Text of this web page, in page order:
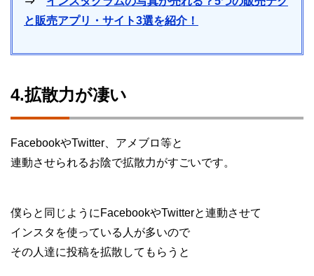
と販売アプリ・サイト3選を紹介！
4.拡散力が凄い
FacebookやTwitter、アメブロ等と
連動させられるお陰で拡散力がすごいです。
僕らと同じようにFacebookやTwitterと連動させて
インスタを使っている人が多いので
その人達に投稿を拡散してもらうと